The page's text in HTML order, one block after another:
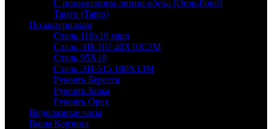
С понижением линии обуха (Drop-Point)
Танто (Tanto)
По материалам
Сталь 110х18 мшд
Сталь ЭИ-107 40Х10С2М
Сталь 95Х18
Сталь ЭИ-515 100Х13М
Рукоять Береста
Рукоять Кожа
Рукоять Орех
Водолазные часы
Ваша Корзина